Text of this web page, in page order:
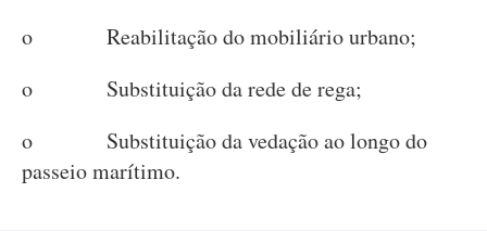
o Reabilitação do mobiliário urbano;
o Substituição da rede de rega;
o Substituição da vedação ao longo do
passeio marítimo.